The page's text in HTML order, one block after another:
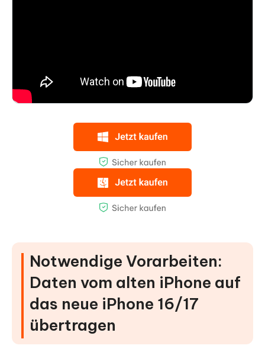
Notwendige Vorarbeiten:
Daten vom alten iPhone auf
das neue iPhone 16/17
übertragen